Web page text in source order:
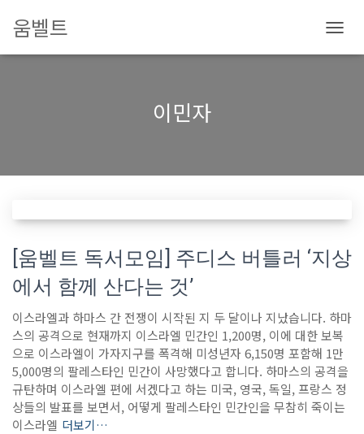
움벨트
비
이민자
[움벨트 독서모임] 주디스 버틀러 ‘지상
에서 함께 산다는 것’
이스라엘과 하마스 간 전쟁이 시작된 지 두 달이나 지났습니다. 하마
스의 공격으로 현재까지 이스라엘 민간인 1,200명, 이에 대한 보복
으로 이스라엘이 가자지구를 폭격해 미성년자 6,150명 포함해 1만
5,000명의 팔레스타인 민간이 사망했다고 합니다. 하마스의 공격을
규탄하며 이스라엘 편에 서겠다고 하는 미국, 영국, 독일, 프랑스 정
상들의 발표를 보면서, 어떻게 팔레스타인 민간인을 무참히 죽이는
이스라엘 더보기…